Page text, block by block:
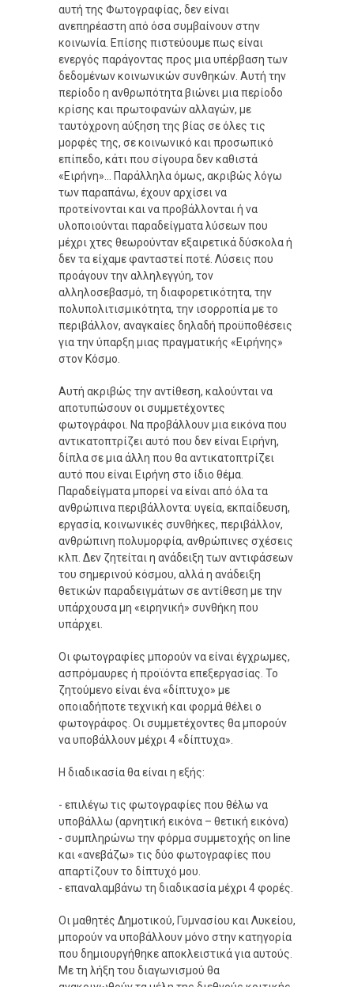
αυτή της Φωτογραφίας, δεν είναι
ανεπηρέαστη από όσα συμβαίνουν στην
κοινωνία. Επίσης πιστεύουμε πως είναι
ενεργός παράγοντας προς μια υπέρβαση των
δεδομένων κοινωνικών συνθηκών. Αυτή την
περίοδο η ανθρωπότητα βιώνει μια περίοδο
κρίσης και πρωτοφανών αλλαγών, με
ταυτόχρονη αύξηση της βίας σε όλες τις
μορφές της, σε κοινωνικό και προσωπικό
επίπεδο, κάτι που σίγουρα δεν καθιστά
«Ειρήνη»... Παράλληλα όμως, ακριβώς λόγω
των παραπάνω, έχουν αρχίσει να
προτείνονται και να προβάλλονται ή να
υλοποιούνται παραδείγματα λύσεων που
μέχρι χτες θεωρούνταν εξαιρετικά δύσκολα ή
δεν τα είχαμε φανταστεί ποτέ. Λύσεις που
προάγουν την αλληλεγγύη, τον
αλληλοσεβασμό, τη διαφορετικότητα, την
πολυπολιτισμικότητα, την ισορροπία με το
περιβάλλον, αναγκαίες δηλαδή προϋποθέσεις
για την ύπαρξη μιας πραγματικής «Ειρήνης»
στον Κόσμο.
Αυτή ακριβώς την αντίθεση, καλούνται να
αποτυπώσουν οι συμμετέχοντες
φωτογράφοι. Να προβάλλουν μια εικόνα που
αντικατοπτρίζει αυτό που δεν είναι Ειρήνη,
δίπλα σε μια άλλη που θα αντικατοπτρίζει
αυτό που είναι Ειρήνη στο ίδιο θέμα.
Παραδείγματα μπορεί να είναι από όλα τα
ανθρώπινα περιβάλλοντα: υγεία, εκπαίδευση,
εργασία, κοινωνικές συνθήκες, περιβάλλον,
ανθρώπινη πολυμορφία, ανθρώπινες σχέσεις
κλπ. Δεν ζητείται η ανάδειξη των αντιφάσεων
του σημερινού κόσμου, αλλά η ανάδειξη
θετικών παραδειγμάτων σε αντίθεση με την
υπάρχουσα μη «ειρηνική» συνθήκη που
υπάρχει.
Οι φωτογραφίες μπορούν να είναι έγχρωμες,
ασπρόμαυρες ή προϊόντα επεξεργασίας. Το
ζητούμενο είναι ένα «δίπτυχο» με
οποιαδήποτε τεχνική και φορμά θέλει ο
φωτογράφος. Οι συμμετέχοντες θα μπορούν
να υποβάλλουν μέχρι 4 «δίπτυχα».
Η διαδικασία θα είναι η εξής:
- επιλέγω τις φωτογραφίες που θέλω να
υποβάλλω (αρνητική εικόνα – θετική εικόνα)
- συμπληρώνω την φόρμα συμμετοχής on line
και «ανεβάζω» τις δύο φωτογραφίες που
απαρτίζουν το δίπτυχό μου.
- επαναλαμβάνω τη διαδικασία μέχρι 4 φορές.
Οι μαθητές Δημοτικού, Γυμνασίου και Λυκείου,
μπορούν να υποβάλλουν μόνο στην κατηγορία
που δημιουργήθηκε αποκλειστικά για αυτούς.
Με τη λήξη του διαγωνισμού θα